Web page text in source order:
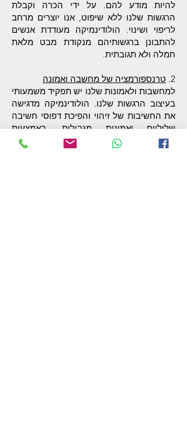
להיות מודע להם. על ידי הכרה וקבלת
הרגשות שלנו ללא שיפוט, אנו יוצרים מרחב
לריפוי ושינוי. הולודינמיקה מעודדת אנשים
להתבונן ברגשותיהם מנקודת מבט מלאת
חמלה ולא תגובתית.
2. טרנספורמציה של מחשבה ואמונה
למחשבות ולאמונות שלנו יש תפקיד משמעותי
בעיצוב הרגשות שלנו. הולודינמיקה מדגישה
את החשיבות של זיהוי והפיכת דפוסי חשיבה
שליליים ואמונות מגבילות. באמצעות
התבוננות פנימית ותהליכים מודרכים, אנשים
יכולים להחליף מחשבות שמביסות ומעכבות